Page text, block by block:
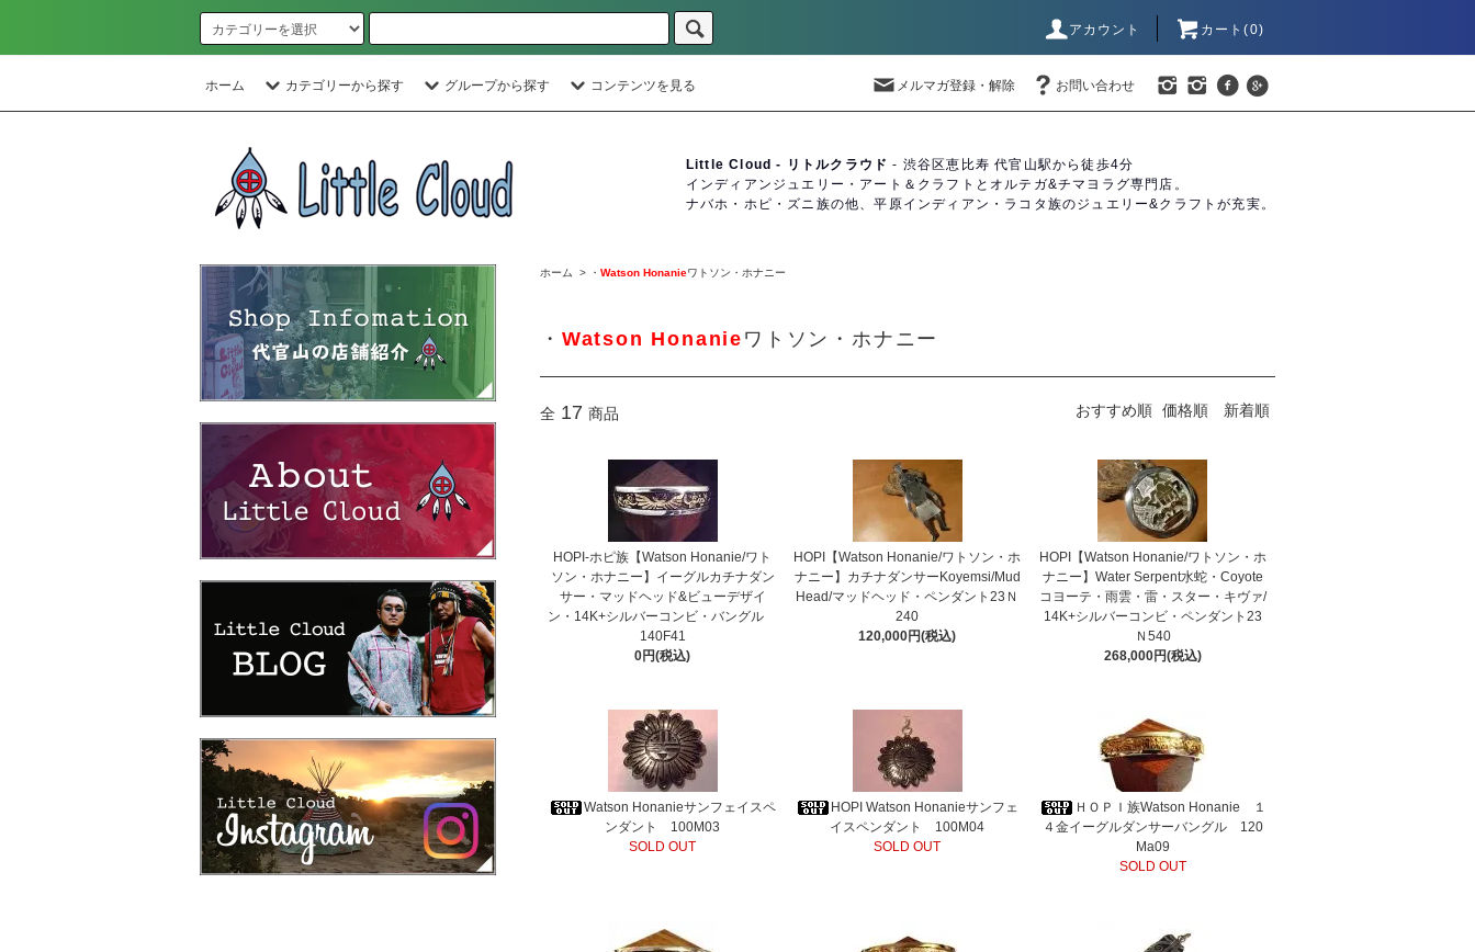
アカウント カート(0)
ホーム カテゴリーから探す グループから探す コンテンツを見る メルマガ登録・解除 お問い合わせ
Little Cloud - リトルクラウド - 渋谷区恵比寿 代官山駅から徒歩4分
インディアンジュエリー・アート＆クラフトとオルテガ&チマヨラグ専門店。
ナバホ・ホピ・ズニ族の他、平原インディアン・ラコタ族のジュエリー&クラフトが充実。
ホーム > ・ Watson Honanieワトソン・ホナニー
・ Watson Honanie ワトソン・ホナニー
全 17 商品 おすすめ順 価格順 新着順
HOPI-ホピ族【Watson Honanie/ワト
ソン・ホナニー】イーグルカチナダン
サー・マッドヘッド&ビューデザイ
ン・14K+シルバーコンビ・バングル
140F41
0円(税込)
HOPI【Watson Honanie/ワトソン・ホ
ナニー】カチナダンサーKoyemsi/Mud
Head/マッドヘッド・ペンダント23Ｎ
240
120,000円(税込)
HOPI【Watson Honanie/ワトソン・ホ
ナニー】Water Serpent水蛇・Coyote
コヨーテ・雨雲・雷・スター・キヴァ/
14K+シルバーコンビ・ペンダント23
Ｎ540
268,000円(税込)
Watson Honanieサンフェイスペ
ンダント 100M03
SOLD OUT
HOPI Watson Honanieサンフェ
イスペンダント 100M04
SOLD OUT
ＨＯＰＩ族Watson Honanie １
４金イーグルダンサーバングル 120
Ma09
SOLD OUT